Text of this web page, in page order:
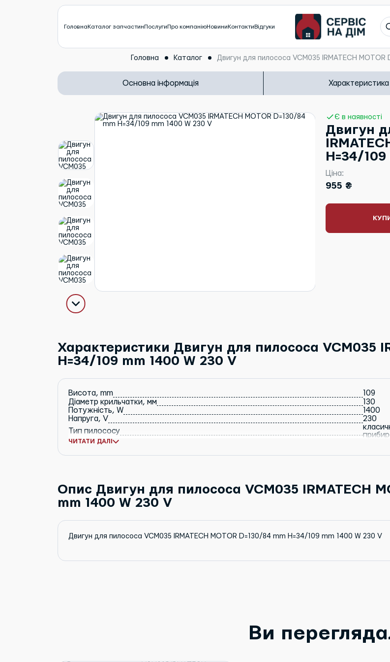
ГоловнаКаталог запчастинПослугиПро компаніюНовиниКонтактиВідгуки
Головна Каталог Двигун для пилососа VCM035 IRMATECH
Основна інформація Характеристика
Є в наявності
Двигун
H=34/
Ціна:
955 ₴
Характеристики Двигун для пилососа VCM035
H=34/109 mm 1400 W 230 V
Висота, mm
109
Діаметр крильчатки, мм
130
Потужність, W
1400
Напруга, V
230
Тип пилососу
Тип товару
ЧИТАТИ ДАЛІ
Опис Двигун для пилососа VCM035 IRMATECH
mm 1400 W 230 V
Двигун для пилососа VCM035 IRMATECH MOTOR D=130/84 mm H=34/109 mm 1400 W 230 V
Ви